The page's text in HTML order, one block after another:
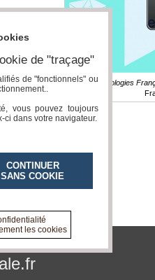
NC / Technologies
de "traçage"
de "fonctionnels" ou
vous pouvez toujours
ci dans votre navigateur.
CONTINUER
SANS COOKIE
les cookies